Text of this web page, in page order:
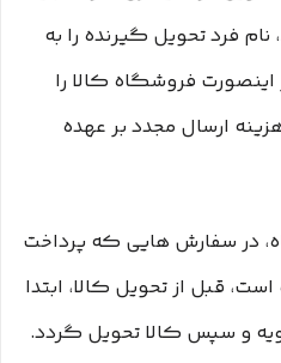
نام فرد تحویل گیرنده را به
اینصورت فروشگاه کالا را
ارسال مجدد بر عهده
در سفارش هایی که پرداخت
قبل از تحویل کالا، ابتدا
و سپس کالا تحویل گردد.